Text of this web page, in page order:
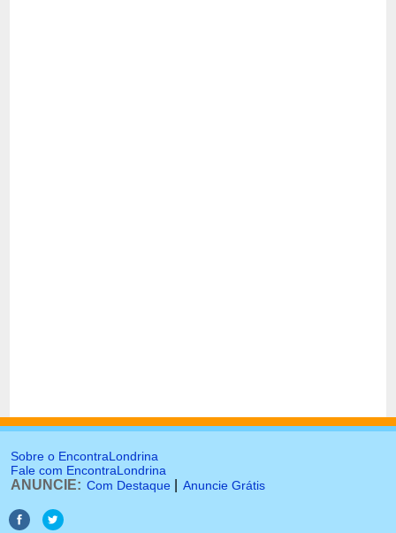
Sobre o EncontraLondrina
Fale com EncontraLondrina
ANUNCIE: Com Destaque Anuncie Grátis